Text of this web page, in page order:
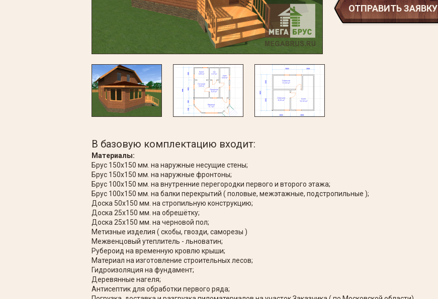
ОТПРАВИТЬ ЗАЯВКУ
В базовую комплектацию входит:
Материалы:
Брус 150х150 мм. на наружные несущие стены;
Брус 150х150 мм. на наружные фронтоны;
Брус 100х150 мм. на внутренние перегородки первого и второго этажа;
Брус 100х150 мм. на балки перекрытий ( половые, межэтажные, подстропильные );
Доска 50х150 мм. на стропильную конструкцию;
Доска 25х150 мм. на обрешётку;
Доска 25х150 мм. на черновой пол;
Метизные изделия ( скобы, гвозди, саморезы )
Межвенцовый утеплитель - льноватин;
Рубероид на временную кровлю крыши;
Материал на изготовление строительных лесов;
Гидроизоляция на фундамент;
Деревянные нагеля;
Антисептик для обработки первого ряда;